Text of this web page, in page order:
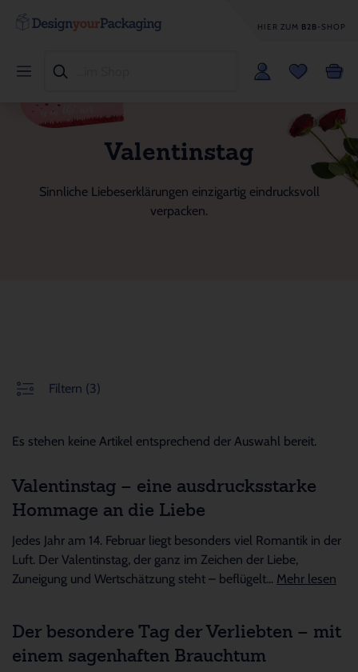
HIER ZUM B2B-SHOP
Valentinstag
Sinnliche Liebeserklärungen einzigartig eindrucksvoll
verpacken.
Filtern (3)
Es stehen keine Artikel entsprechend der Auswahl bereit.
Valentinstag – eine ausdrucksstarke
Hommage an die Liebe
Jedes Jahr am 14. Februar liegt besonders viel Romantik in der
Luft. Der Valentinstag, der ganz im Zeichen der Liebe,
Zuneigung und Wertschätzung steht – beflügelt... Mehr lesen
Der besondere Tag der Verliebten – mit
einem sagenhaften Brauchtum